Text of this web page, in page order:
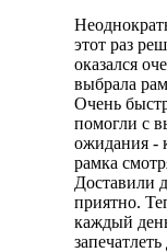
этот раз
оказался
выбрала
Очень
помогли с
ожидания -
рамка
Доставили
приятно.
каждый